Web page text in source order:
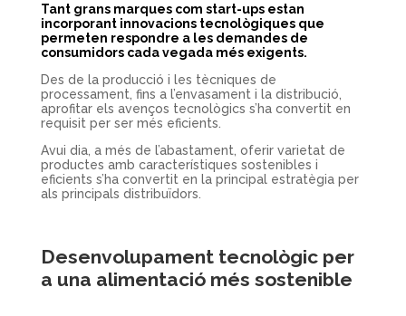
Tant grans marques com start-ups estan
incorporant innovacions tecnològiques que
permeten respondre a les demandes de
consumidors cada vegada més exigents.
Des de la producció i les tècniques de
processament, fins a l’envasament i la distribució,
aprofitar els avenços tecnològics s’ha convertit en
requisit per ser més eficients.
Avui dia, a més de l’abastament, oferir varietat de
productes amb característiques sostenibles i
eficients s’ha convertit en la principal estratègia per
als principals distribuïdors.
Desenvolupament tecnològic per
a una alimentació més sostenible